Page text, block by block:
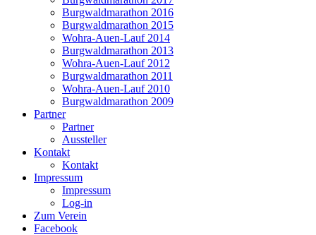
Burgwaldmarathon 2016
Burgwaldmarathon 2015
Wohra-Auen-Lauf 2014
Burgwaldmarathon 2013
Wohra-Auen-Lauf 2012
Burgwaldmarathon 2011
Wohra-Auen-Lauf 2010
Burgwaldmarathon 2009
Partner
Partner
Aussteller
Kontakt
Kontakt
Impressum
Impressum
Log-in
Zum Verein
Facebook